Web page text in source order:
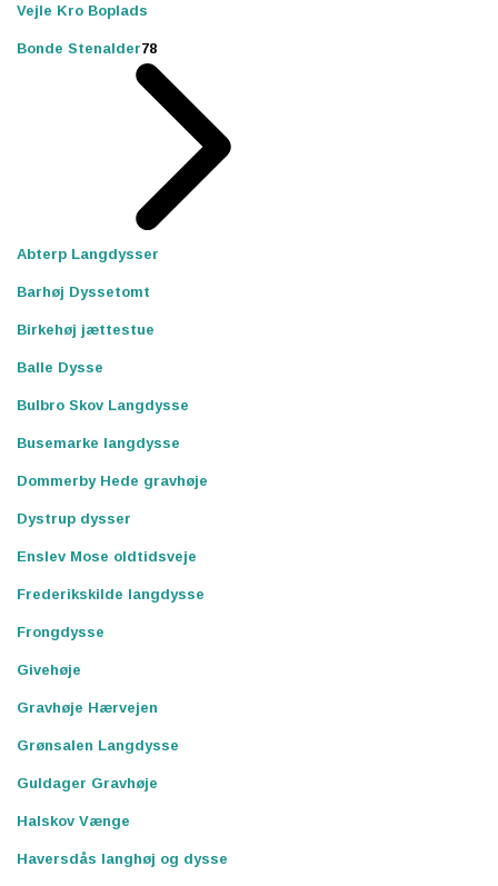
Vejle Kro Boplads
Bonde Stenalder78
Abterp Langdysser
Barhøj Dyssetomt
Birkehøj jættestue
Balle Dysse
Bulbro Skov Langdysse
Busemarke langdysse
Dommerby Hede gravhøje
Dystrup dysser
Enslev Mose oldtidsveje
Frederikskilde langdysse
Frongdysse
Givehøje
Gravhøje Hærvejen
Grønsalen Langdysse
Guldager Gravhøje
Halskov Vænge
Haversdås langhøj og dysse